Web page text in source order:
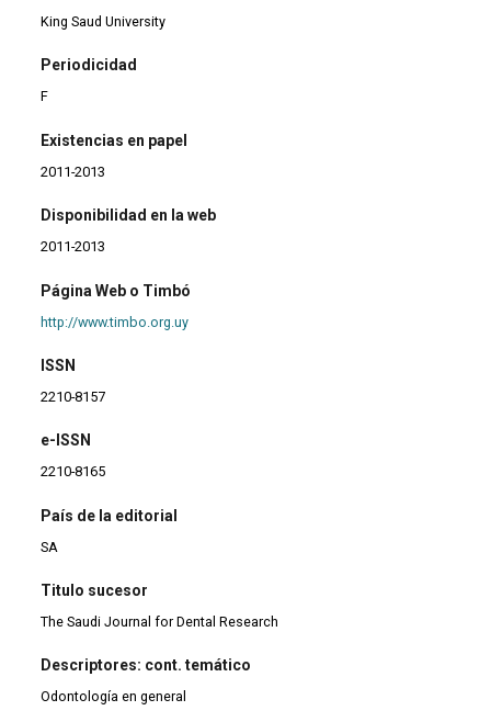
King Saud University
Periodicidad
F
Existencias en papel
2011-2013
Disponibilidad en la web
2011-2013
Página Web o Timbó
http://www.timbo.org.uy
ISSN
2210-8157
e-ISSN
2210-8165
País de la editorial
SA
Titulo sucesor
The Saudi Journal for Dental Research
Descriptores: cont. temático
Odontología en general